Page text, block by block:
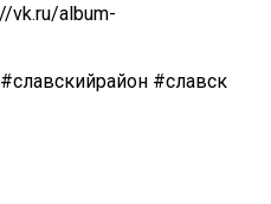
vk.ru/album-
#славск